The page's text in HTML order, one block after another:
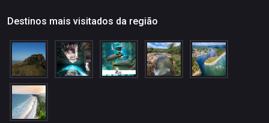
Destinos mais visitados da região